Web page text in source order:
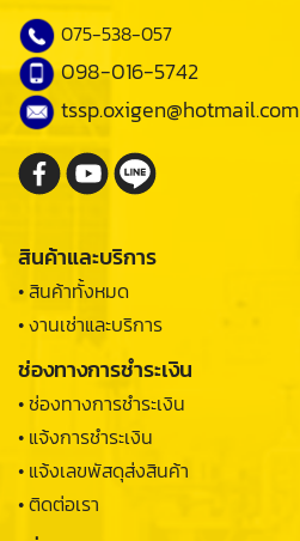
075-538-057
098-016-5742
tssp.oxigen@hotmail.com
สินค้าและบริการ
• สินค้าทั้งหมด
• งานเช่าและบริการ
ช่องทางการชำระเงิน
• ช่องทางการชำระเงิน
• แจ้งการชำระเงิน
• แจ้งเลขพัสดุส่งสินค้า
• ติดต่อเรา